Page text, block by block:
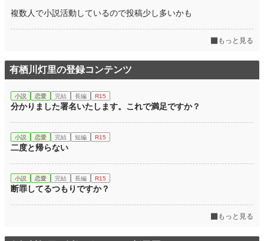
複数人で小説活動しているので投稿少し多いかも
もっと見る
有栖川灯里の登録コンテンツ
小説 恋愛 完結 長編 R15
分かりました署名いたします。これで満足ですか？
小説 恋愛 完結 短編 R15
二度と帰らない
小説 恋愛 完結 長編 R15
断罪してるつもりですか？
もっと見る